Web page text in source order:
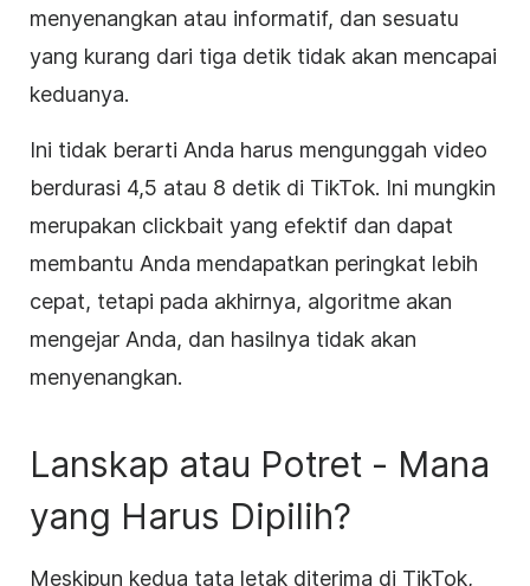
menyenangkan atau informatif, dan sesuatu
yang kurang dari tiga detik tidak akan mencapai
keduanya.
Ini tidak berarti Anda harus mengunggah video
berdurasi 4,5 atau 8 detik di TikTok. Ini mungkin
merupakan clickbait yang efektif dan dapat
membantu Anda mendapatkan peringkat lebih
cepat, tetapi pada akhirnya, algoritme akan
mengejar Anda, dan hasilnya tidak akan
menyenangkan.
Lanskap atau Potret - Mana
yang Harus Dipilih?
Meskipun kedua tata letak diterima di TikTok,